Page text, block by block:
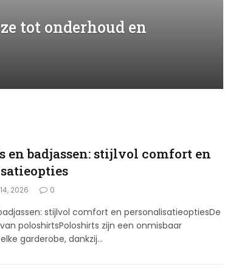
tot onderhoud en
en badjassen: stijlvol comfort en
2026 0
stijlvol comfort en personalisatieoptiesDe
poloshirtsPoloshirts zijn een onmisbaar
garderobe, dankzij…